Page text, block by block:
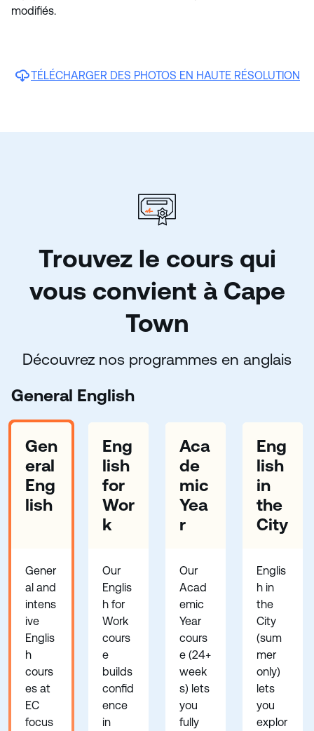
modifiés.
TÉLÉCHARGER DES PHOTOS EN HAUTE RÉSOLUTION
Trouvez le cours qui
vous convient à Cape
Town
Découvrez nos programmes en anglais
General English
Gen
eral
Eng
lish
Gener
al and
intens
ive
Englis
h
cours
es at
EC
focus
Eng
lish
for
Wor
k
Our
Englis
h for
Work
cours
e
builds
confid
ence
in
Aca
de
mic
Yea
r
Our
Acad
emic
Year
cours
e (24+
week
s) lets
you
fully
Eng
lish
in
the
City
Englis
h in
the
City
(sum
mer
only)
lets
you
explor